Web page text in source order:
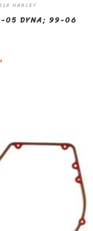
HARLEY
05 DYNA; 99-06